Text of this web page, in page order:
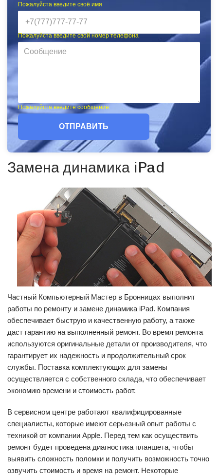
Пожалуйста введите своё имя
Пожалуйста введите свой номер телефона
Пожалуйста введите сообщение
ОТПРАВИТЬ
Замена динамика iPad
Частный Компьютерный Мастер в Бронницах выполнит
работы по ремонту и замене динамика iPad. Компания
обеспечивает быструю и качественную работу, а также
даст гарантию на выполненный ремонт. Во время ремонта
используются оригинальные детали от производителя, что
гарантирует их надежность и продолжительный срок
службы. Поставка комплектующих для замены
осуществляется с собственного склада, что обеспечивает
экономию времени и стоимость работ.
В сервисном центре работают квалифицированные
специалисты, которые имеют серьезный опыт работы с
техникой от компании Apple. Перед тем как осуществить
ремонт будет проведена диагностика планшета, чтобы
выявить сложность поломки и получить возможность точно
озвучить стоимость и время на ремонт. Некоторые